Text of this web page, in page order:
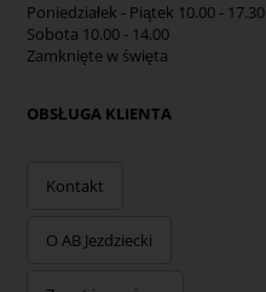
Poniedziałek - Piątek 10.00 - 17.30
Sobota 10.00 - 14.00
Zamknięte w święta
OBSŁUGA KLIENTA
Kontakt
O AB Jezdziecki